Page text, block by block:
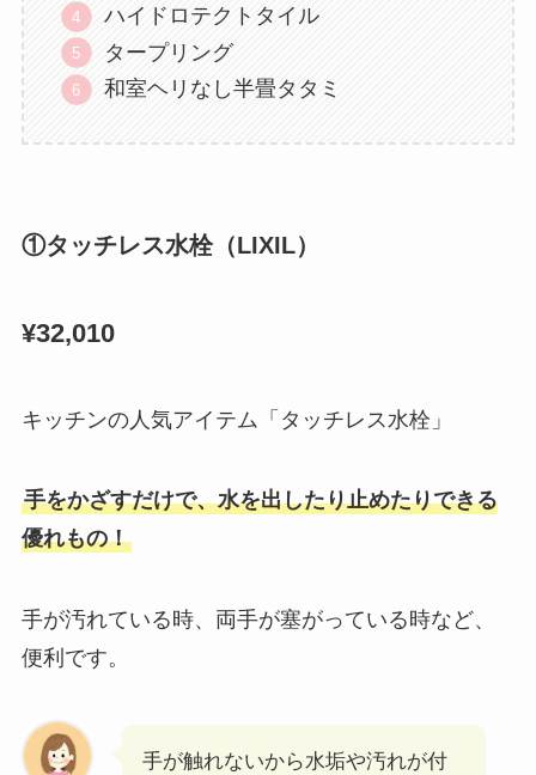
ハイドロテクトタイル
タープリング
和室ヘリなし半畳タタミ
①タッチレス水栓（LIXIL）
¥32,010
キッチンの人気アイテム「タッチレス水栓」
手をかざすだけで、水を出したり止めたりできる
優れもの！
手が汚れている時、両手が塞がっている時など、
便利です。
手が触れないから水垢や汚れが付